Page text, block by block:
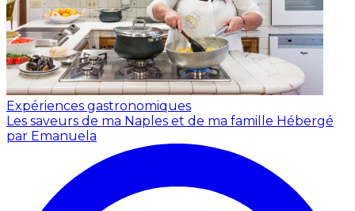
Expériences gastronomiques
Les saveurs de ma Naples et de ma famille Hébergé
par Emanuela